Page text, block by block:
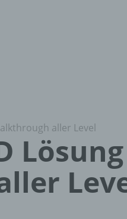
aller Level